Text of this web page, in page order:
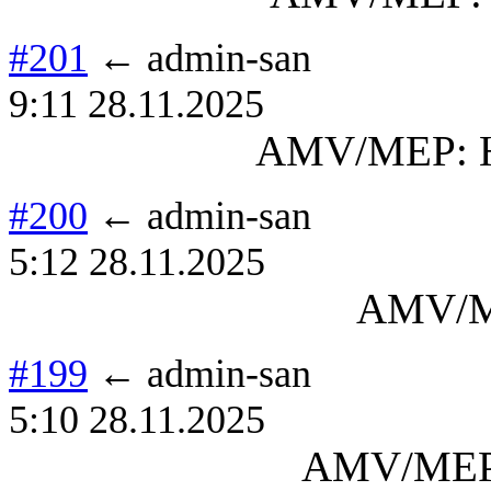
#201 ← admin-san
9:11 28.11.2025
AMV/MEP:
#200 ← admin-san
5:12 28.11.2025
AMV/
#199 ← admin-san
5:10 28.11.2025
AMV/